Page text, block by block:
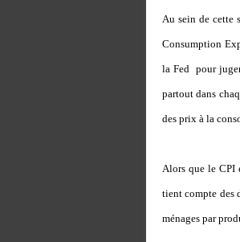
Au sein de cette
Consumption
la Fed pour
partout dans
des prix à la
Alors que le CPI
tient compte des
ménages par